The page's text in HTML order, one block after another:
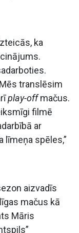
ka
translēsim
play-offmačus.
filmē
ar
spēles,”
aizvadīs
mačus kā
Māris